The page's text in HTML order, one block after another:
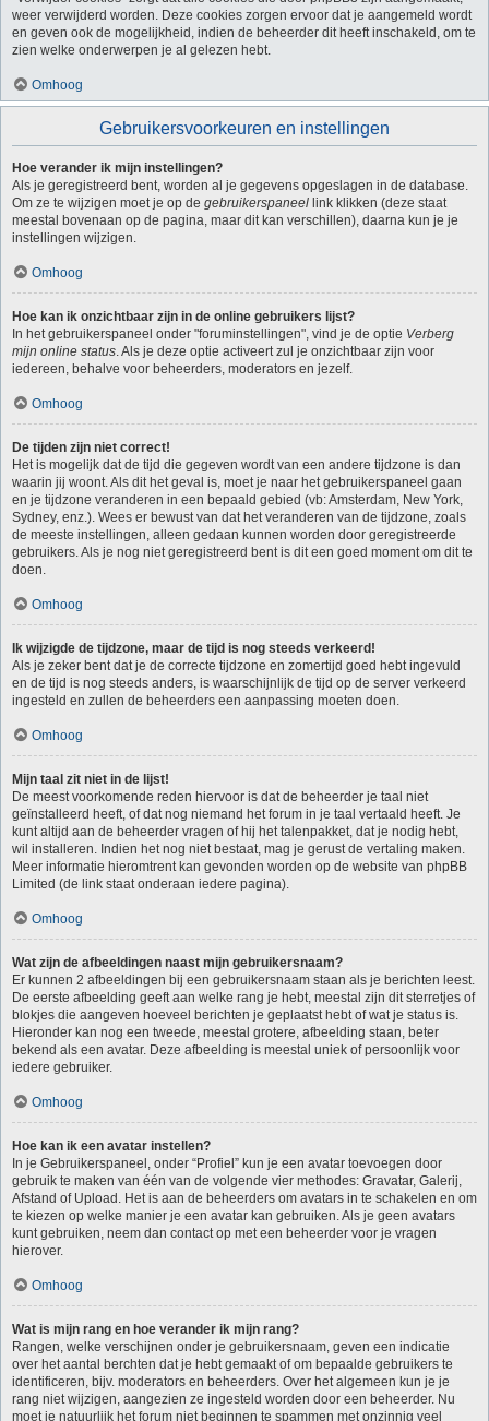
weer verwijderd worden. Deze cookies zorgen ervoor dat je aangemeld wordt
en geven ook de mogelijkheid, indien de beheerder dit heeft inschakeld, om te
zien welke onderwerpen je al gelezen hebt.
Omhoog
Gebruikersvoorkeuren en instellingen
Hoe verander ik mijn instellingen?
Als je geregistreerd bent, worden al je gegevens opgeslagen in de database.
Om ze te wijzigen moet je op de gebruikerspaneel link klikken (deze staat
meestal bovenaan op de pagina, maar dit kan verschillen), daarna kun je je
instellingen wijzigen.
Omhoog
Hoe kan ik onzichtbaar zijn in de online gebruikers lijst?
In het gebruikerspaneel onder "foruminstellingen", vind je de optie Verberg
mijn online status. Als je deze optie activeert zul je onzichtbaar zijn voor
iedereen, behalve voor beheerders, moderators en jezelf.
Omhoog
De tijden zijn niet correct!
Het is mogelijk dat de tijd die gegeven wordt van een andere tijdzone is dan
waarin jij woont. Als dit het geval is, moet je naar het gebruikerspaneel gaan
en je tijdzone veranderen in een bepaald gebied (vb: Amsterdam, New York,
Sydney, enz.). Wees er bewust van dat het veranderen van de tijdzone, zoals
de meeste instellingen, alleen gedaan kunnen worden door geregistreerde
gebruikers. Als je nog niet geregistreerd bent is dit een goed moment om dit te
doen.
Omhoog
Ik wijzigde de tijdzone, maar de tijd is nog steeds verkeerd!
Als je zeker bent dat je de correcte tijdzone en zomertijd goed hebt ingevuld
en de tijd is nog steeds anders, is waarschijnlijk de tijd op de server verkeerd
ingesteld en zullen de beheerders een aanpassing moeten doen.
Omhoog
Mijn taal zit niet in de lijst!
De meest voorkomende reden hiervoor is dat de beheerder je taal niet
geïnstalleerd heeft, of dat nog niemand het forum in je taal vertaald heeft. Je
kunt altijd aan de beheerder vragen of hij het talenpakket, dat je nodig hebt,
wil installeren. Indien het nog niet bestaat, mag je gerust de vertaling maken.
Meer informatie hieromtrent kan gevonden worden op de website van phpBB
Limited (de link staat onderaan iedere pagina).
Omhoog
Wat zijn de afbeeldingen naast mijn gebruikersnaam?
Er kunnen 2 afbeeldingen bij een gebruikersnaam staan als je berichten leest.
De eerste afbeelding geeft aan welke rang je hebt, meestal zijn dit sterretjes of
blokjes die aangeven hoeveel berichten je geplaatst hebt of wat je status is.
Hieronder kan nog een tweede, meestal grotere, afbeelding staan, beter
bekend als een avatar. Deze afbeelding is meestal uniek of persoonlijk voor
iedere gebruiker.
Omhoog
Hoe kan ik een avatar instellen?
In je Gebruikerspaneel, onder “Profiel” kun je een avatar toevoegen door
gebruik te maken van één van de volgende vier methodes: Gravatar, Galerij,
Afstand of Upload. Het is aan de beheerders om avatars in te schakelen en om
te kiezen op welke manier je een avatar kan gebruiken. Als je geen avatars
kunt gebruiken, neem dan contact op met een beheerder voor je vragen
hierover.
Omhoog
Wat is mijn rang en hoe verander ik mijn rang?
Rangen, welke verschijnen onder je gebruikersnaam, geven een indicatie
over het aantal berchten dat je hebt gemaakt of om bepaalde gebruikers te
identificeren, bijv. moderators en beheerders. Over het algemeen kun je je
rang niet wijzigen, aangezien ze ingesteld worden door een beheerder. Nu
moet je natuurlijk het forum niet beginnen te spammen met onzinnig veel